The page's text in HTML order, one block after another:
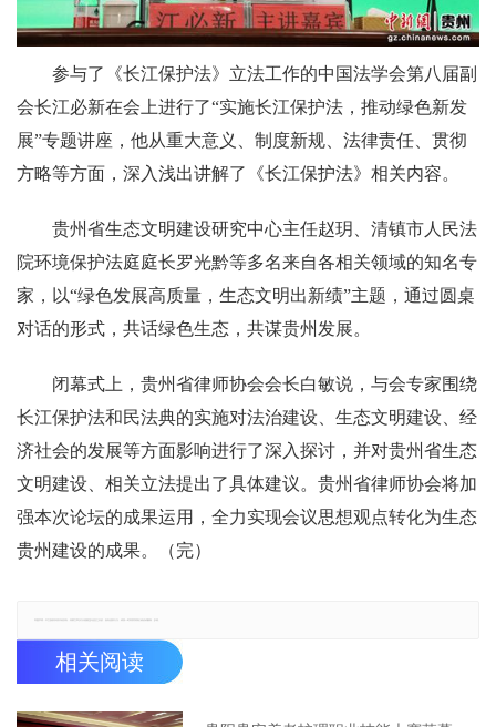
参与了《长江保护法》立法工作的中国法学会第八届副
会长江必新在会上进行了“实施长江保护法，推动绿色新发
展”专题讲座，他从重大意义、制度新规、法律责任、贯彻
方略等方面，深入浅出讲解了《长江保护法》相关内容。
贵州省生态文明建设研究中心主任赵玥、清镇市人民法
院环境保护法庭庭长罗光黔等多名来自各相关领域的知名专
家，以“绿色发展高质量，生态文明出新绩”主题，通过圆桌
对话的形式，共话绿色生态，共谋贵州发展。
闭幕式上，贵州省律师协会会长白敏说，与会专家围绕
长江保护法和民法典的实施对法治建设、生态文明建设、经
济社会的发展等方面影响进行了深入探讨，并对贵州省生态
文明建设、相关立法提出了具体建议。贵州省律师协会将加
强本次论坛的成果运用，全力实现会议思想观点转化为生态
贵州建设的成果。（完）
郑重声明：本文版权归原作者所有，转载文章仅为传播更多信息之目的，如有侵权行为，请第一时间联系我们修改或删除，多谢。
相关阅读